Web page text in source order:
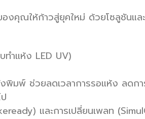
งคุณให้ก้าวสู่ยุคใหม่ ด้วยโซลูชันแ
ำแห้ง LED UV)
มพ์ ช่วยลดเวลาการรอแห้ง ลดก
และการเปลี่ยนเพลท